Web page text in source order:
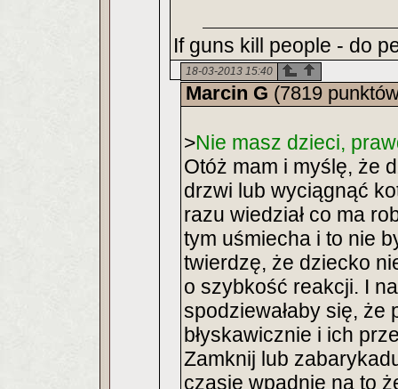
If guns kill people - do
18-03-2013 15:40
Marcin G (7819
>Nie masz dzieci,
Otóż mam i myślę, że
drzwi lub wyciągnąć
razu wiedział co ma
tym uśmiecha i to nie
twierdzę, że dziecko
o szybkość reakcji. I
spodziewałaby się, że
błyskawicznie i ich
Zamknij lub
czasie wpadnie na to